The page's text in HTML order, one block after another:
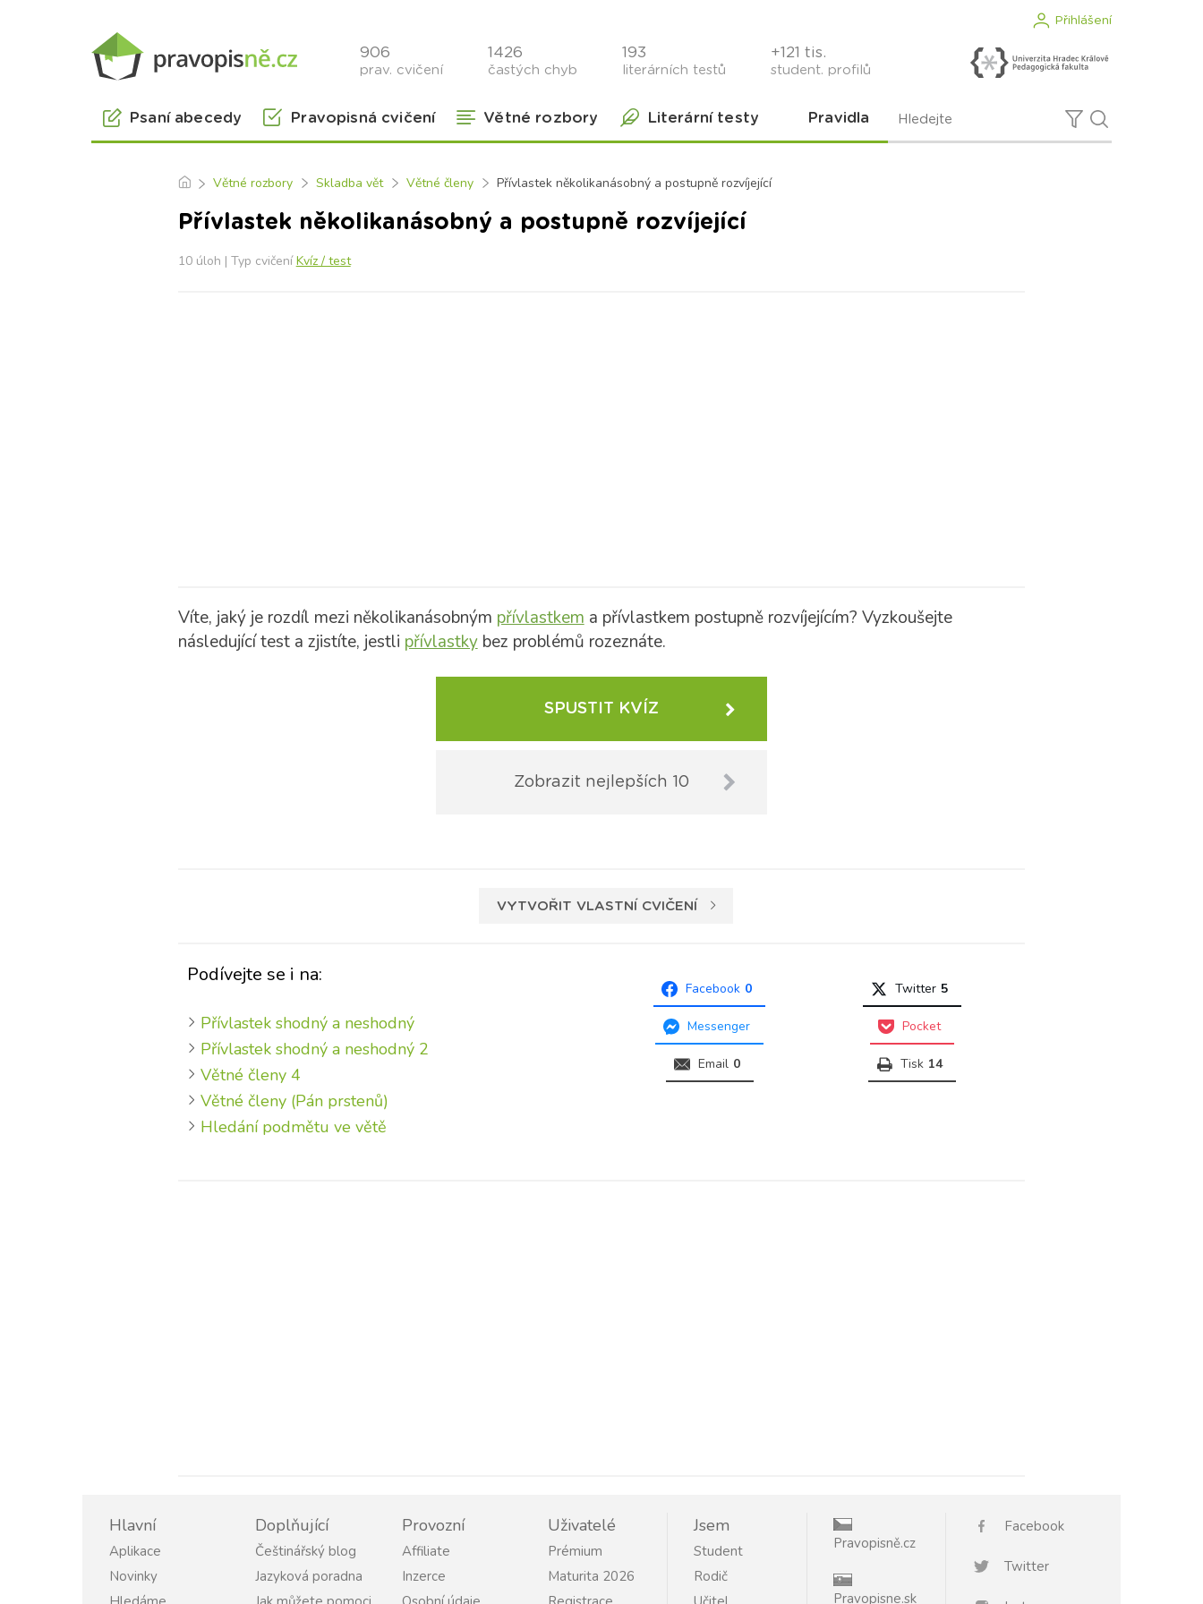
Přihlášení
906
prav. cvičení
1426
častých chyb
193
literárních testů
+121 tis.
student. profilů
Psaní abecedy Pravopisná cvičení Větné rozbory Literární testy Pravidla
Větné rozbory Skladba vět Větné členy Přívlastek několikanásobný a postupně rozvíjející
Přívlastek několikanásobný a postupně rozvíjející
10 úloh | Typ cvičeníKvíz / test
Víte, jaký je rozdíl mezi několikanásobným přívlastkem a přívlastkem postupně rozvíjejícím? Vyzkoušejte
následující test a zjistíte, jestli přívlastkybez problémů rozeznáte.
SPUSTIT KVÍZ
Zobrazit nejlepších 10
VYTVOŘIT VLASTNÍ CVIČENÍ
Podívejte se i na:
Přívlastek shodný a neshodný
Přívlastek shodný a neshodný 2
Větné členy 4
Větné členy (Pán prstenů)
Hledání podmětu ve větě
Facebook 0 Twitter 5
Messenger Pocket
Email 0 Tisk 14
Hlavní
Aplikace
Novinky
Doplňující
Češtinářský blog
Jazyková poradna
Provozní
Affiliate
Inzerce
Uživatelé
Prémium
Maturita 2026
Jsem
Student
Rodič
Pravopisně.cz
Pravopisne.sk
Facebook
Twitter